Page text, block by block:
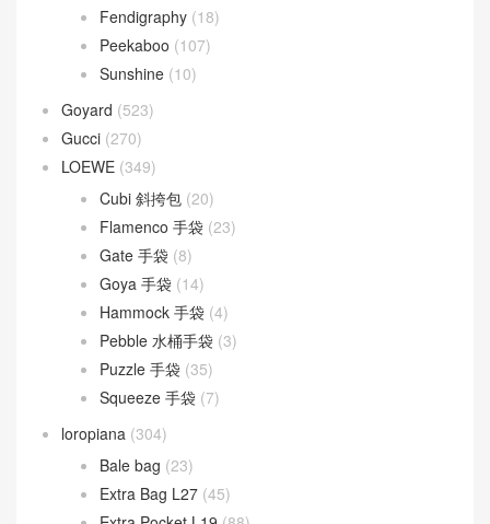
Fendigraphy (18)
Peekaboo (107)
Sunshine (10)
Goyard (523)
Gucci (270)
LOEWE (349)
Cubi 斜挎包 (20)
Flamenco 手袋 (23)
Gate 手袋 (8)
Goya 手袋 (14)
Hammock 手袋 (4)
Pebble 水桶手袋 (3)
Puzzle 手袋 (35)
Squeeze 手袋 (7)
loropiana (304)
Bale bag (23)
Extra Bag L27 (45)